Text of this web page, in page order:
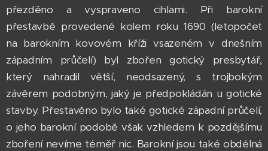
přezděno a vyspraveno cihlami. Při barokní
přestavbě provedené kolem roku 1690 (letopočet
na barokním kovovém kříži vsazeném v dnešním
západním průčelí) byl zbořen gotický presbytář,
který nahradil větší, neodsazený, s trojbokým
závěrem podobným, jaký je předpokládán u gotické
stavby. Přestavěno bylo také gotické západní průčelí,
o jeho barokní podobě však vzhledem k pozdějšímu
zboření nevíme téměř nic. Barokní jsou také obdélná